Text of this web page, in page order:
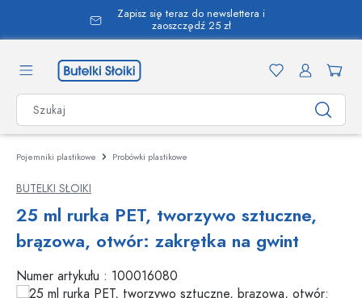
zawartości
Zapisz się teraz do newslettera i
zaoszczędź 25 zł
Pojemniki plastikowe Probówki plastikowe
BUTELKI SŁOIKI
25 ml rurka PET, tworzywo sztuczne,
brązowa, otwór: zakrętka na gwint
Numer artykułu : 100016080